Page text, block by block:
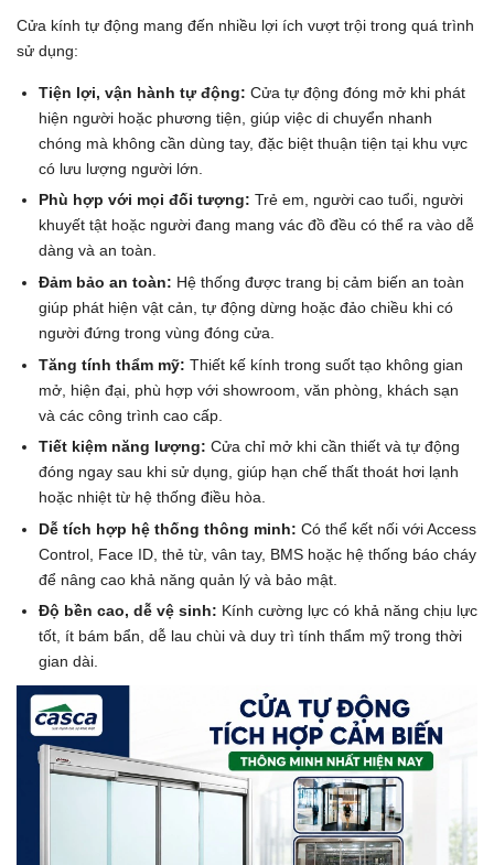
Cửa kính tự động mang đến nhiều lợi ích vượt trội trong quá trình
sử dụng:
Tiện lợi, vận hành tự động: Cửa tự động đóng mở khi phát
hiện người hoặc phương tiện, giúp việc di chuyển nhanh
chóng mà không cần dùng tay, đặc biệt thuận tiện tại khu vực
có lưu lượng người lớn.
Phù hợp với mọi đối tượng: Trẻ em, người cao tuổi, người
khuyết tật hoặc người đang mang vác đồ đều có thể ra vào dễ
dàng và an toàn.
Đảm bảo an toàn: Hệ thống được trang bị cảm biến an toàn
giúp phát hiện vật cản, tự động dừng hoặc đảo chiều khi có
người đứng trong vùng đóng cửa.
Tăng tính thẩm mỹ: Thiết kế kính trong suốt tạo không gian
mở, hiện đại, phù hợp với showroom, văn phòng, khách sạn
và các công trình cao cấp.
Tiết kiệm năng lượng: Cửa chỉ mở khi cần thiết và tự động
đóng ngay sau khi sử dụng, giúp hạn chế thất thoát hơi lạnh
hoặc nhiệt từ hệ thống điều hòa.
Dễ tích hợp hệ thống thông minh: Có thể kết nối với Access
Control, Face ID, thẻ từ, vân tay, BMS hoặc hệ thống báo cháy
để nâng cao khả năng quản lý và bảo mật.
Độ bền cao, dễ vệ sinh: Kính cường lực có khả năng chịu lực
tốt, ít bám bẩn, dễ lau chùi và duy trì tính thẩm mỹ trong thời
gian dài.